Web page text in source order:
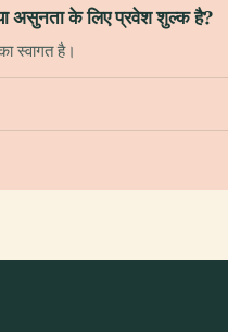
असुनता के लिए प्रवेश शुल्क है?
स्वागत है।